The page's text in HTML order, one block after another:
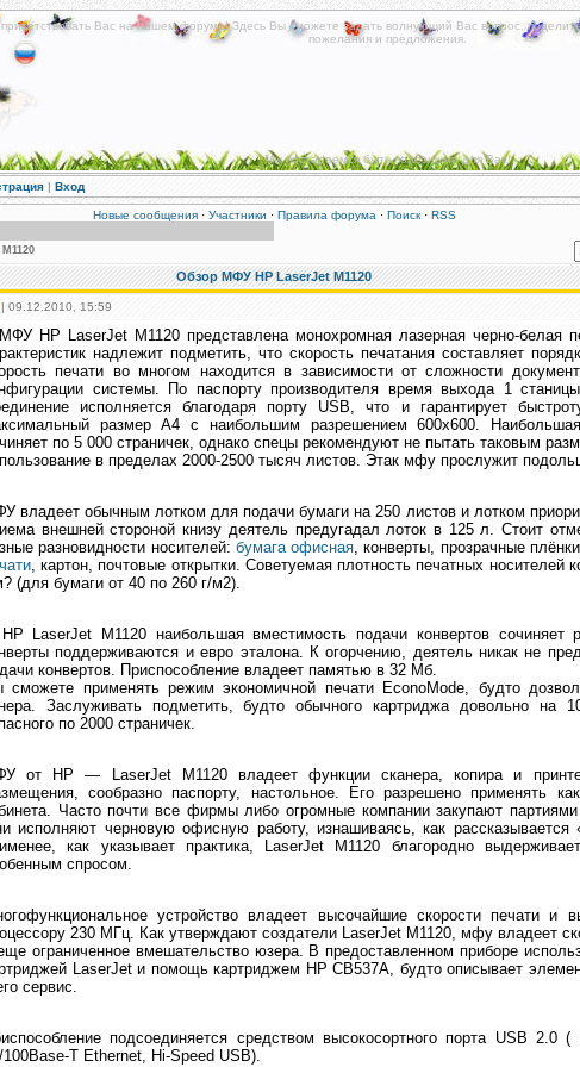
Вас на нашем форуме! Здесь Вы сможете задать волнующий Вас вопрос,
пожелания и предложения.
Мы постараемся быть полезными для Вас!
| Вход
Новые сообщения· Участники · Правила форума · Поиск· RSS
Обзор МФУ HP LaserJet M1120
| 09.12.2010, 15:59
HP LaserJet M1120 представлена монохромная лазерная черно-белая
надлежит подметить, что скорость печатания составляет
печати во многом находится в зависимости от сложности
системы. По паспорту производителя время выхода 1
исполняется благодаря порту USB, что и гарантирует
размер А4 с наибольшим разрешением 600х600.
по 5 000 страничек, однако спецы рекомендуют не пытать таковым
в пределах 2000-2500 тысяч листов. Этак мфу прослужит
владеет обычным лотком для подачи бумаги на 250 листов и лотком
внешней стороной книзу деятель предугадал лоток в 125 л. Стоит
разновидности носителей: бумага офисная, конверты, прозрачные
, картон, почтовые открытки. Советуемая плотность печатных носителей
(для бумаги от 40 по 260 г/м2).
LaserJet M1120 наибольшая вместимость подачи конвертов сочиняет
поддерживаются и евро эталона. К огорчению, деятель никак не
конвертов. Приспособление владеет памятью в 32 Мб.
сможете применять режим экономичной печати EconoMode, будто
Заслуживать подметить, будто обычного картриджа довольно на
по 2000 страничек.
от HP — LaserJet M1120 владеет функции сканера, копира и
сообразно паспорту, настольное. Его разрешено применять
Часто почти все фирмы либо огромные компании закупают
исполняют черновую офисную работу, изнашиваясь, как
как указывает практика, LaserJet M1120 благородно
спросом.
устройство владеет высочайшие скорости печати и
230 МГц. Как утверждают создатели LaserJet M1120, мфу владеет
ограниченное вмешательство юзера. В предоставленном приборе
LaserJet и помощь картриджем HP CB537A, будто описывает
сервис.
подсоединяется средством высокосортного порта USB
100Base-T Ethernet, Hi-Speed USB).